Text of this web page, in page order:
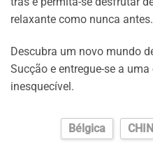
relaxante como nunca antes.
Descubra um novo mundo
Sucção e entregue-se a
inesquecível.
Bélgica